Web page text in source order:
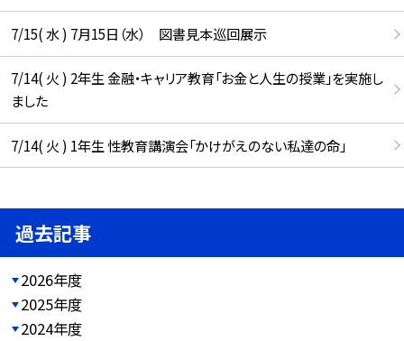
7/15( 水 ) 7月15日（水） 図書見本巡回展示
7/14( 火 ) 2年生 金融・キャリア教育「お金と人生の授業」を実施し
ました
7/14( 火 ) 1年生 性教育講演会「かけがえのない私達の命」
過去記事
2026年度
2025年度
2024年度